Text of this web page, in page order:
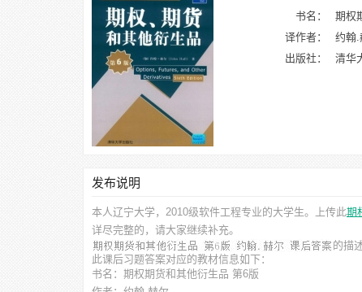
书名：
期权
译作者：
约翰.
出版社：
清华
发布说明
本人辽宁大学，2010级软件工程专业的大学生。上传此期
详尽完整的，请大家继续补充。
的描
此课后习题答案对应的教材信息如下：
书名：期权期货和其他衍生品 第6版